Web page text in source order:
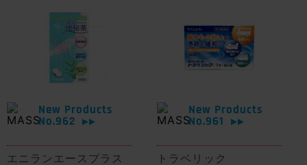
New Products
No.962
▶▶
エニランエースプラス
New Products
No.961
▶▶
トラベリック